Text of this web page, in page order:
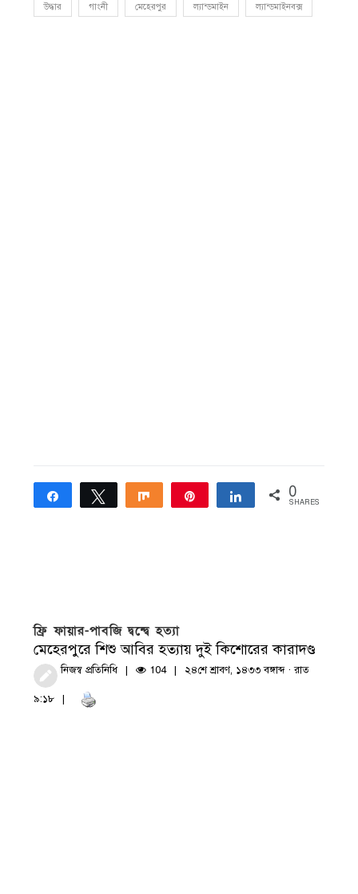
উদ্ধার গাংনী মেহেরপুর ল্যান্ডমাইন ল্যান্ডমাইনবক্স
Share Tweet Share Share 0
SHARES
ফ্রি ফায়ার-পাবজি দ্বন্দ্বে হত্যা
মেহেরপুরে শিশু আবির হত্যায় দুই কিশোরের কারাদণ্ড
নিজস্ব প্রতিনিধি 104 ২৪শে শ্রাবণ, ১৪৩৩ বঙ্গাব্দ · রাত
৯:১৮